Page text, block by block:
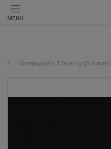
MENU
Omnisports Training (5,0 mm)